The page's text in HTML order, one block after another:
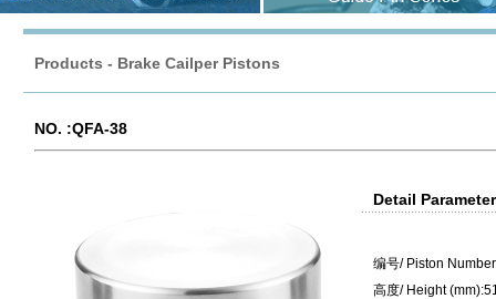
Products - Brake Cailper Pistons
NO. :QFA-38
Detail
编号/ Piston Number
高度/ Height